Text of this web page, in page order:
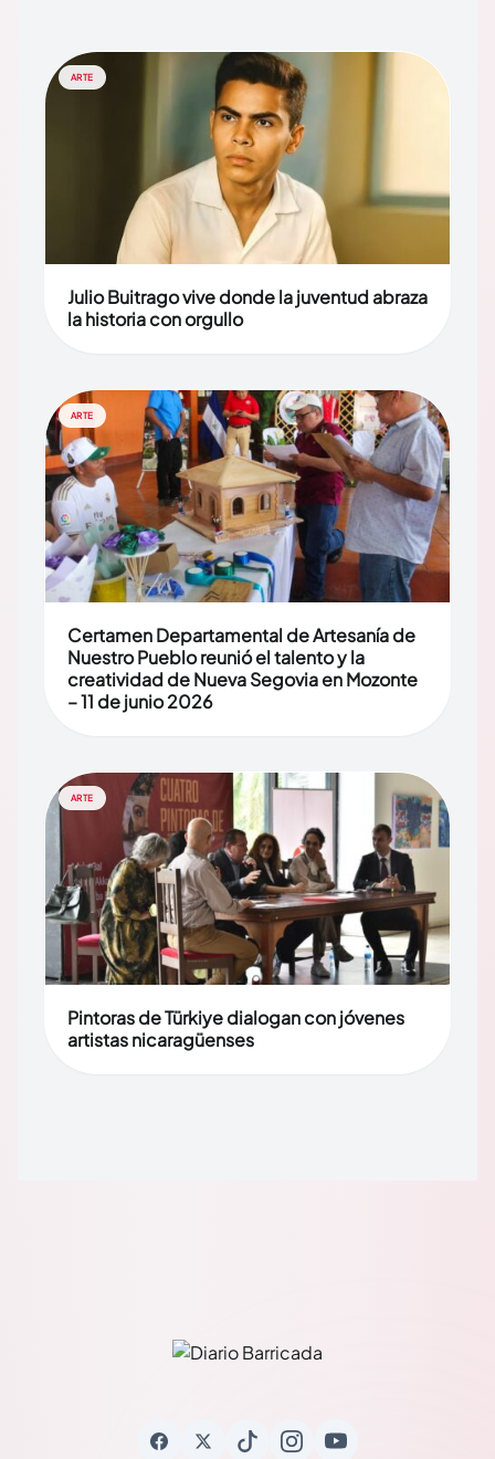
ARTE
Julio Buitrago vive donde la juventud abraza
la historia con orgullo
ARTE
Certamen Departamental de Artesanía de
Nuestro Pueblo reunió el talento y la
creatividad de Nueva Segovia en Mozonte
– 11 de junio 2026
ARTE
Pintoras de Türkiye dialogan con jóvenes
artistas nicaragüenses